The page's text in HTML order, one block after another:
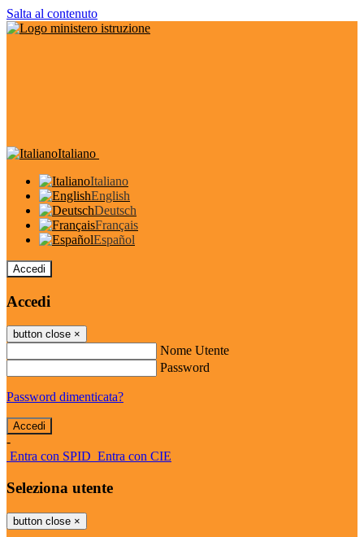
Salta al contenuto
Italiano
Italiano
English
Deutsch
Français
Español
Accedi
Accedi
button close ×
Nome Utente
Password
Password dimenticata?
-
Entra con SPID Entra con CIE
Seleziona utente
button close ×